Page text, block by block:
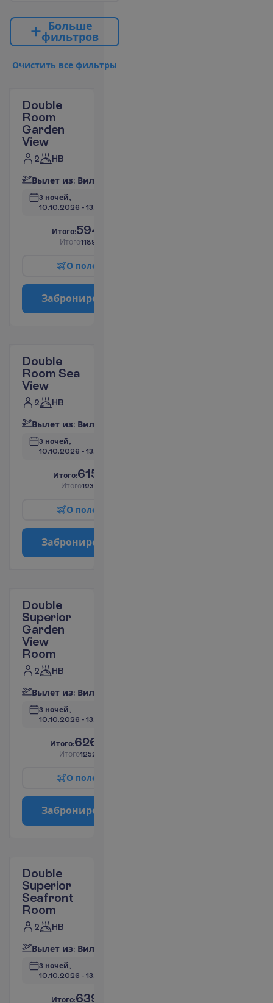
Больше
фильтров
Очистить все фильтры
Double
Room
Garden
View
2 HB
Вылет из: Вил
3 ночей,
10.10.2026 - 13.10.2026
Итого:594.72
Итого1189.44
О поле
Заброниро
Double
Room Sea
View
2 HB
Вылет из: Вил
3 ночей,
10.10.2026 - 13.10.2026
Итого:615.60
Итого1231.20
О поле
Заброниро
Double
Superior
Garden
View
Room
2 HB
Вылет из: Вил
3 ночей,
10.10.2026 - 13.10.2026
Итого:626.04
Итого1252.08
О поле
Заброниро
Double
Superior
Seafront
Room
2 HB
Вылет из: Вил
3 ночей,
10.10.2026 - 13.10.2026
Итого:639.96